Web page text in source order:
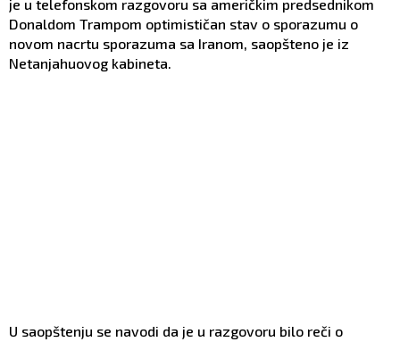
je u telefonskom razgovoru sa američkim predsednikom
Donaldom Trampom optimističan stav o sporazumu o
novom nacrtu sporazuma sa Iranom, saopšteno je iz
Netanjahuovog kabineta.
U saopštenju se navodi da je u razgovoru bilo reči o